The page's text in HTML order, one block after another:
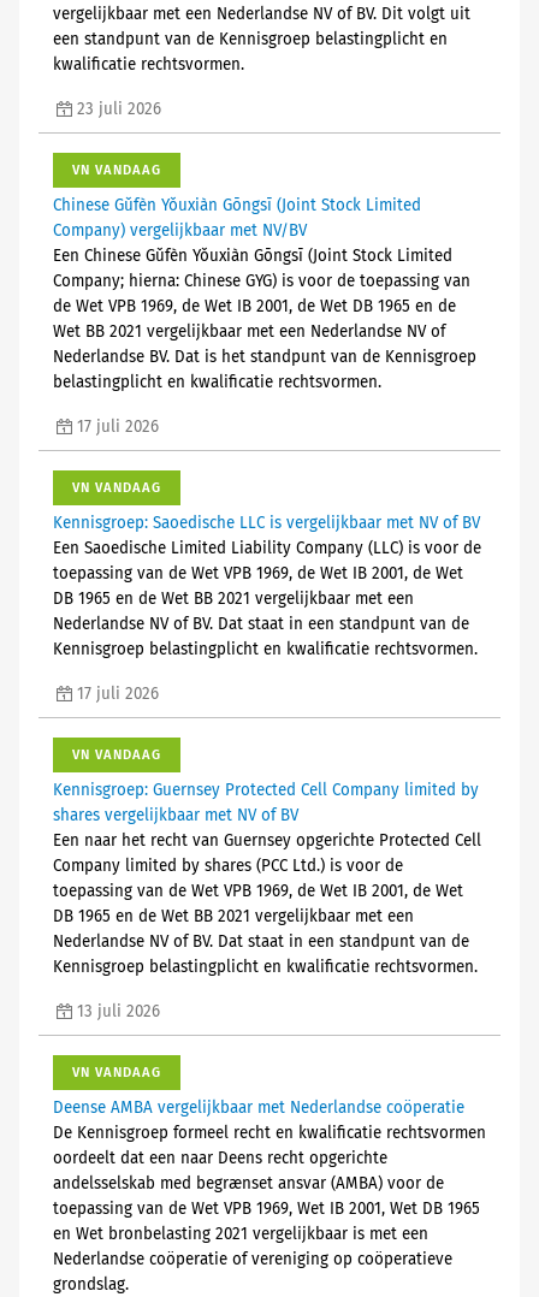
vergelijkbaar met een Nederlandse NV of BV. Dit volgt uit
een standpunt van de Kennisgroep belastingplicht en
kwalificatie rechtsvormen.
23 juli 2026
VN VANDAAG
Chinese Gǔfèn Yǒuxiàn Gōngsī (Joint Stock Limited
Company) vergelijkbaar met NV/BV
Een Chinese Gǔfèn Yǒuxiàn Gōngsī (Joint Stock Limited
Company; hierna: Chinese GYG) is voor de toepassing van
de Wet VPB 1969, de Wet IB 2001, de Wet DB 1965 en de
Wet BB 2021 vergelijkbaar met een Nederlandse NV of
Nederlandse BV. Dat is het standpunt van de Kennisgroep
belastingplicht en kwalificatie rechtsvormen.
17 juli 2026
VN VANDAAG
Kennisgroep: Saoedische LLC is vergelijkbaar met NV of BV
Een Saoedische Limited Liability Company (LLC) is voor de
toepassing van de Wet VPB 1969, de Wet IB 2001, de Wet
DB 1965 en de Wet BB 2021 vergelijkbaar met een
Nederlandse NV of BV. Dat staat in een standpunt van de
Kennisgroep belastingplicht en kwalificatie rechtsvormen.
17 juli 2026
VN VANDAAG
Kennisgroep: Guernsey Protected Cell Company limited by
shares vergelijkbaar met NV of BV
Een naar het recht van Guernsey opgerichte Protected Cell
Company limited by shares (PCC Ltd.) is voor de
toepassing van de Wet VPB 1969, de Wet IB 2001, de Wet
DB 1965 en de Wet BB 2021 vergelijkbaar met een
Nederlandse NV of BV. Dat staat in een standpunt van de
Kennisgroep belastingplicht en kwalificatie rechtsvormen.
13 juli 2026
VN VANDAAG
Deense AMBA vergelijkbaar met Nederlandse coöperatie
De Kennisgroep formeel recht en kwalificatie rechtsvormen
oordeelt dat een naar Deens recht opgerichte
andelsselskab med begrænset ansvar (AMBA) voor de
toepassing van de Wet VPB 1969, Wet IB 2001, Wet DB 1965
en Wet bronbelasting 2021 vergelijkbaar is met een
Nederlandse coöperatie of vereniging op coöperatieve
grondslag.